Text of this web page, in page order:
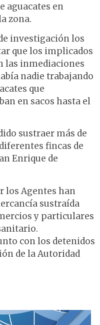
aguacates en
zona.
investigación los
que los implicados
las inmediaciones
nadie trabajando
que
en sacos hasta el
sustraer más de
fincas de
Enrique de
los Agentes han
sustraída
y particulares
con los detenidos
de la Autoridad